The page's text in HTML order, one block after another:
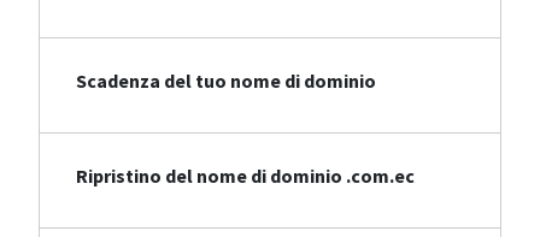
Scadenza del tuo nome di dominio
Ripristino del nome di dominio .com.ec